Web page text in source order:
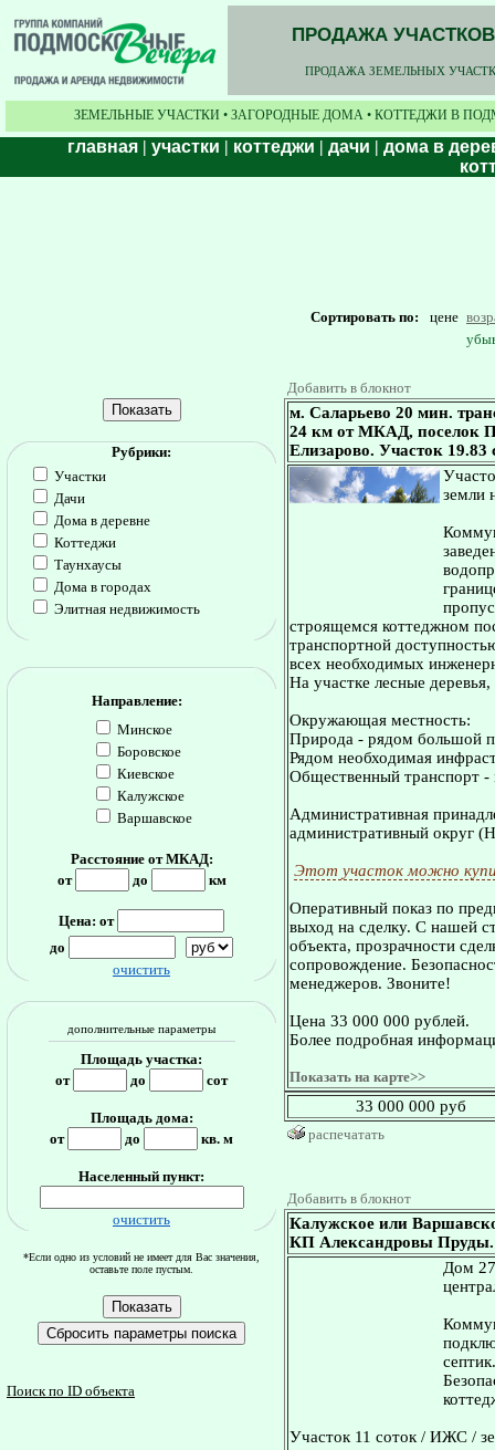
ПРОДАЖА
ПРОДАЖА ЗЕМЕЛЬНЫХ
ЗЕМЕЛЬНЫЕ УЧАСТКИ • ЗАГОРОДНЫЕ ДОМА • КОТТЕДЖИ В
главная | участки | коттеджи | дачи | дома в
Сортировать по: цене
Рубрики:
Участки
Дачи
Дома в деревне
Коттеджи
Таунхаусы
Дома в городах
Элитная недвижимость
Направление:
Минское
Боровское
Киевское
Калужское
Варшавское
Расстояние от МКАД:
от
до км
Цена: от
до
очистить
дополнительные параметры
Площадь участка:
от
до сот
Площадь дома:
от
до кв. м
Населенный пункт:
очистить
*Если одно из условий не имеет для Вас значения,
оставьте поле пустым.
Поиск по ID объекта
Добавить в блокнот
м. Саларьево 20 мин.
24 км от МКАД, поселок
Елизарово. Участок
земли
строящемся коттеджном
транспортной
всех необходимых
На участке лесные
Окружающая местность:
Природа - рядом большой
Рядом необходимая
Общественный транспорт -
Административная
административный округ
Этот участок можно
Оперативный показ по
выход на сделку. С нашей
объекта, прозрачности
сопровождение.
менеджеров. Звоните!
Цена 33 000 000 рублей.
Более подробная
Показать на карте>>
33 000 000 руб
распечатать
Добавить в блокнот
Калужское или
КП Александровы Пруды.
Дом
Участок 11 соток / ИЖС /